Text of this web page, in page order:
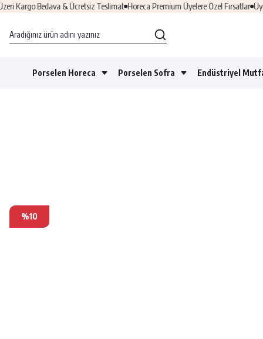
Bedava & Ücretsiz Teslimat Horeca Premium Üyelere Özel Fırsatlar Üye Ol
Porselen Horeca Porselen Sofra Endüstriyel
%10